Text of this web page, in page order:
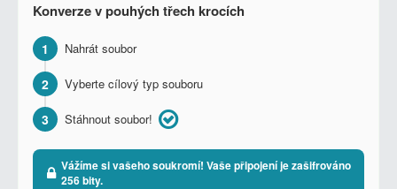
Konverze v pouhých třech krocích
1 Nahrát soubor
2 Vyberte cílový typ souboru
3 Stáhnout soubor!
Vážíme si vašeho soukromí! Vaše připojení je zašifrováno
256 bity.